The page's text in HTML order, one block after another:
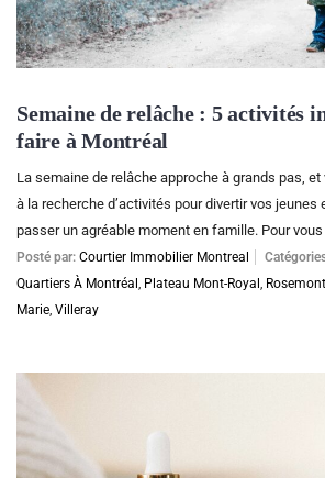
Semaine de relâche : 5 activités
faire à Montréal
La semaine de relâche approche à grands pas,
à la recherche d’activités pour divertir vos
passer un agréable moment en famille. Pour vous
Posté par: Courtier Immobilier Montreal
Quartiers À Montréal , Plateau Mont-Royal ,
Marie, Villeray